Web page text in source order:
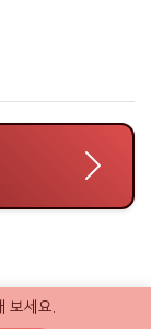
보세요.